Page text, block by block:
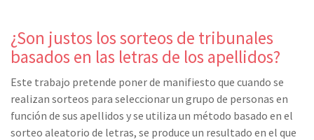
¿Son justos los sorteos de tribunales
basados en las letras de los apellidos?
Este trabajo pretende poner de manifiesto que cuando se
realizan sorteos para seleccionar un grupo de personas en
función de sus apellidos y se utiliza un método basado en el
sorteo aleatorio de letras, se produce un resultado en el que